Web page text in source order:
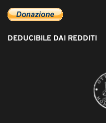
DEDUCIBILE DAI REDDITI